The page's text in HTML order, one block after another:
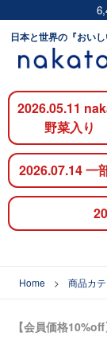
日本と世界の『おい
2026.05.11
野菜入り
2026.07.14 一
Home 商品カテ
【会員価格10%off